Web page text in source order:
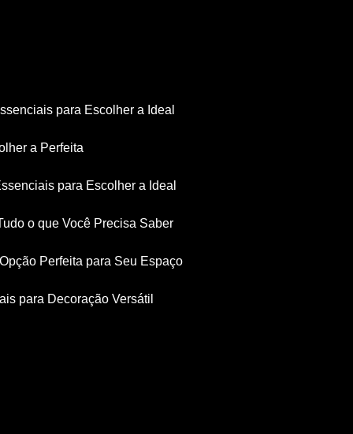
para Escolher a Ideal
a Perfeita
para Escolher a Ideal
o que Você Precisa Saber
Perfeita para Seu Espaço
para Decoração Versátil